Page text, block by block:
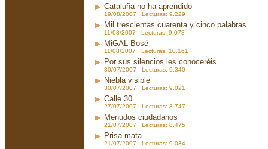
Cataluña no ha aprendido
19/08/2007 Lecturas: 9.229
Mil trescientas cuarenta y cinco palabras
11/08/2007 Lecturas: 9.078
MiGAL Bosé
11/08/2007 Lecturas: 10.161
Por sus silencios les conoceréis
30/07/2007 Lecturas: 9.340
Niebla visible
30/07/2007 Lecturas: 9.021
Calle 30
27/07/2007 Lecturas: 8.747
Menudos ciudadanos
21/07/2007 Lecturas: 8.475
Prisa mata
21/07/2007 Lecturas: 9.034